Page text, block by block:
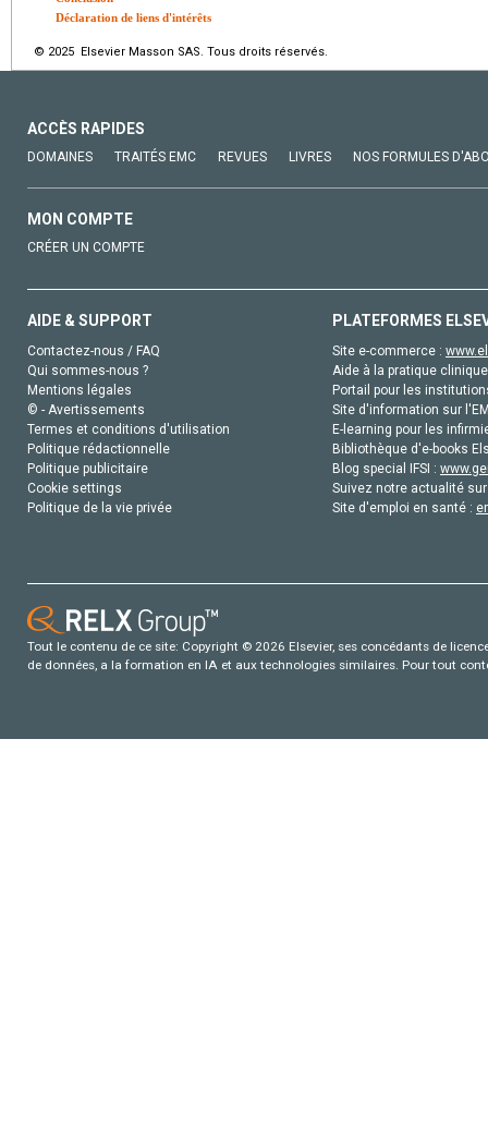
Déclaration de liens d'intérêts
© 2025 Elsevier Masson SAS. Tous droits réservés.
ACCÈS RAPIDES
DOMAINES TRAITÉS EMC REVUES LIVRES NOS FORMULES
MON COMPTE
CRÉER UN COMPTE
AIDE & SUPPORT
Contactez-nous / FAQ
Qui sommes-nous ?
Mentions légales
© - Avertissements
Termes et conditions d'utilisation
Politique rédactionnelle
Politique publicitaire
Cookie settings
Politique de la vie privée
PLATEFORMES
Site e-commerce :
Aide à la pratique
Portail pour les
Site d'information sur
E-learning pour les
Bibliothèque d'e-books
Blog special IFSI :
Suivez notre actualité
Site d'emploi en santé :
Tout le contenu de ce site: Copyright © 2026 Elsevier, ses concédants de
de données, a la formation en IA et aux technologies similaires. Pour tout